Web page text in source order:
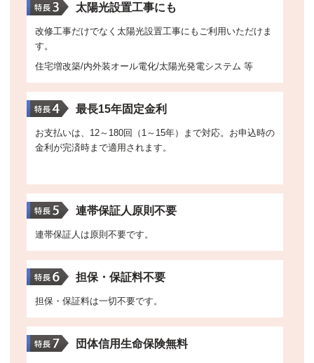
太陽光設置工事にも
改修工事だけでなく太陽光設置工事にもご利用いただけま
す。
住宅増改築/内外装オール電化/太陽光発電システム 等
最長15年固定金利
お支払いは、12～180回（1～15年）まで対応。お申込時の
金利が完済時まで適用されます。
連帯保証人原則不要
連帯保証人は原則不要です。
担保・保証料不要
担保・保証料は一切不要です。
団体信用生命保険無料